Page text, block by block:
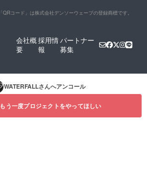
「QRコード」は株式会社デンソーウェーブの登録商標です。
会社概
要
採用情
報
パートナー
募集
WATERFALLさんへアンコール
もう一度プロジェクトをやってほしい